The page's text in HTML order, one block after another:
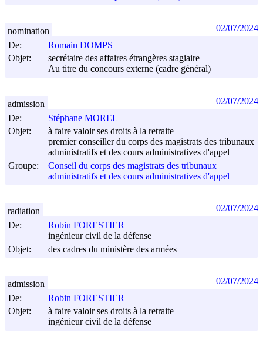
De:
Romain DOMPS
Objet:
secrétaire des affaires étrangères stagiaire
Au titre du concours externe (cadre général)
nomination 02/07/2024
De:
Stéphane MOREL
Objet:
à faire valoir ses droits à la retraite
premier conseiller du corps des magistrats des tribunaux
administratifs et des cours administratives d'appel
Groupe:
Conseil du corps des magistrats des tribunaux
administratifs et des cours administratives d'appel
admission 02/07/2024
De:
Robin FORESTIER
ingénieur civil de la défense
Objet:
des cadres du ministère des armées
radiation 02/07/2024
De:
Robin FORESTIER
Objet:
à faire valoir ses droits à la retraite
ingénieur civil de la défense
admission 02/07/2024